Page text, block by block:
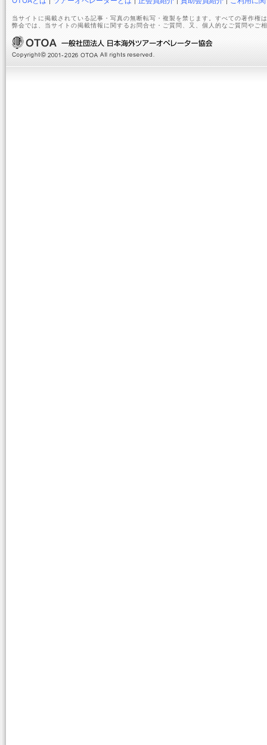
当サイトに掲載されている記事・写真の無断転写・複製を禁じます。すべての著作権
弊会では、当サイトの掲載情報に関するお問合せ・ご質問、又、個人的なご質問やご